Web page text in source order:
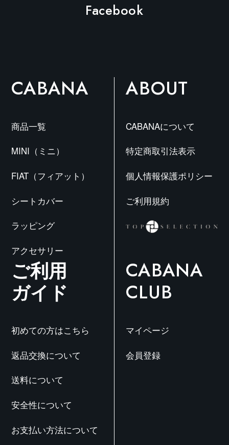
Facebook
CABANA
商品一覧
MINI（ミニ）
FIAT（フィアット）
シートカバー
ラッピング
アクセサリー
ABOUT
CABANAについて
特定商取引法表示
個人情報保護ポリシー
ご利用規約
ご利用
ガイド
初めての方はこちら
返品交換について
送料について
安全性について
お支払い方法について
CABANA
CLUB
マイページ
会員登録